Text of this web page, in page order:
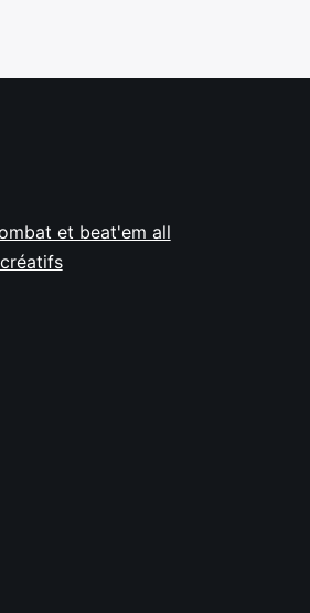
et beat'em all